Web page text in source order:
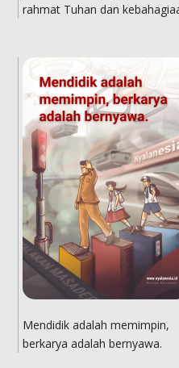
rahmat Tuhan dan
Mendidik adalah memimpin,
berkarya adalah bernyawa.